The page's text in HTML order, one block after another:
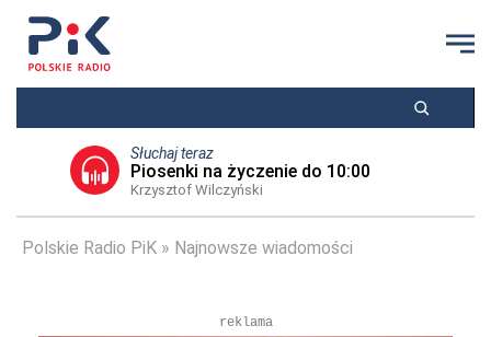
Słuchaj teraz
Piosenki na życzenie do 10:00
Krzysztof Wilczyński
Polskie Radio PiK Najnowsze wiadomości
reklama